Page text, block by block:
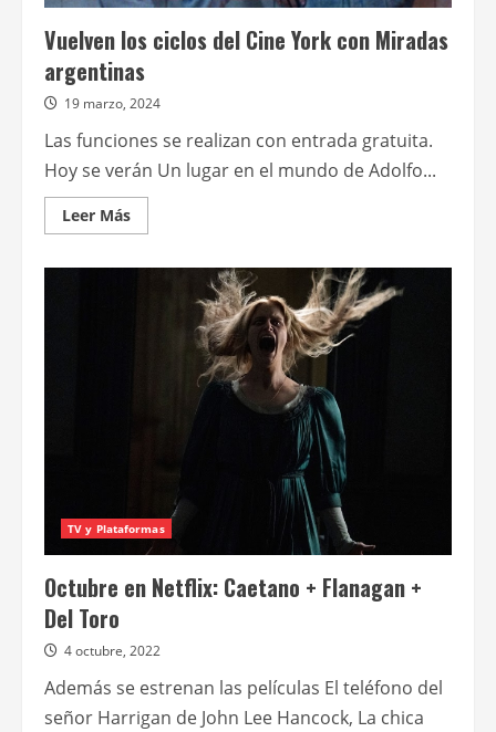
Vuelven los ciclos del Cine York con Miradas
argentinas
19 marzo, 2024
Las funciones se realizan con entrada gratuita.
Hoy se verán Un lugar en el mundo de Adolfo...
Leer MásLeer
más
argentinas
TV y Plataformas
Octubre en Netflix: Caetano + Flanagan +
Del Toro
4 octubre, 2022
Además se estrenan las películas El teléfono del
señor Harrigan de John Lee Hancock, La chica